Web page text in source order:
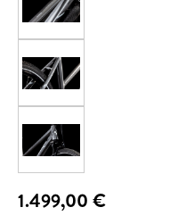
1.499,00 €